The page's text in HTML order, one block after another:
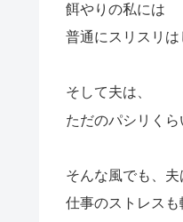
餌やりの私には
普通にスリスリは
そして夫は、
ただのパシリくら
そんな風でも、
仕事のストレスも